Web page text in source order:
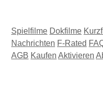
Spielfilme Dokfilme
Nachrichten F-Rated
AGB Kaufen Aktivieren